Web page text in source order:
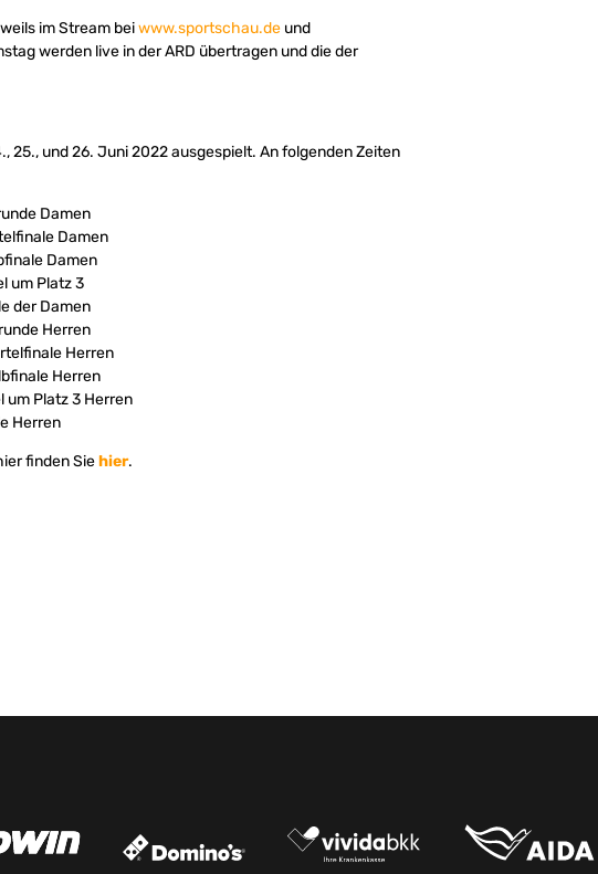
im Stream beiwww.sportschau.de und
werden live in der ARD übertragen und die der
25., und 26. Juni 2022 ausgespielt. An folgenden Zeiten
Damen
Damen
Damen
um Platz 3
der Damen
Herren
Herren
Herren
um Platz 3 Herren
Herren
finden Siehier.